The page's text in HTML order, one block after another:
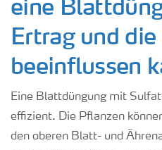
eine
Ertrag und
beeinflussen
Eine Blattdüngung mit
effizient. Die Pflanzen
den oberen Blatt- und